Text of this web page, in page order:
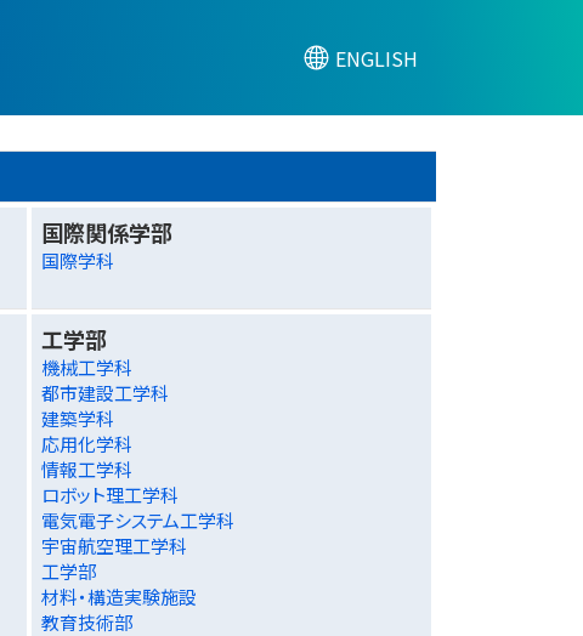
ENGLISH
国際関係学部
国際学科
工学部
機械工学科
都市建設工学科
建築学科
応用化学科
情報工学科
ロボット理工学科
電気電子システム工学科
宇宙航空理工学科
工学部
材料・構造実験施設
教育技術部